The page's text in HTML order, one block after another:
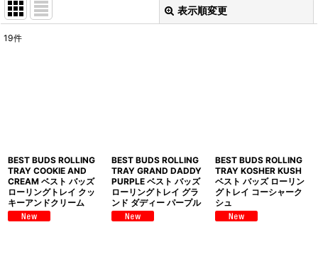
表示順変更
絞り込む
19件
BEST BUDS ROLLING
TRAY COOKIE AND
CREAM ベスト バッズ
ローリングトレイ クッ
キーアンドクリーム
BEST BUDS ROLLING
TRAY GRAND DADDY
PURPLE ベスト バッズ
ローリングトレイ グラ
ンド ダディー パープル
BEST BUDS ROLLING
TRAY KOSHER KUSH
ベスト バッズ ローリン
グトレイ コーシャーク
シュ